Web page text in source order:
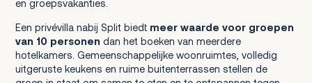
en groepsvakanties.
Een privévilla nabij Split biedt meer waarde voor groepen
van 10 personen dan het boeken van meerdere
hotelkamers. Gemeenschappelijke woonruimtes, volledig
uitgeruste keukens en ruime buitenterrassen stellen de